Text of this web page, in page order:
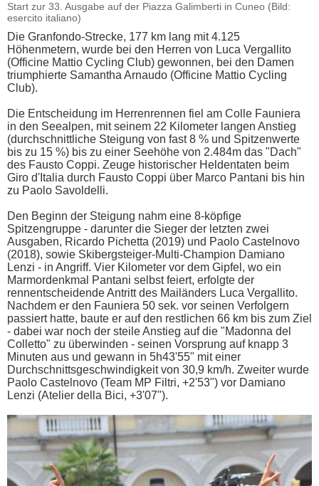
Start zur 33. Ausgabe auf der Piazza Galimberti in Cuneo (Bild:
esercito italiano)
Die Granfondo-Strecke, 177 km lang mit 4.125
Höhenmetern, wurde bei den Herren von Luca Vergallito
(Officine Mattio Cycling Club) gewonnen, bei den Damen
triumphierte Samantha Arnaudo (Officine Mattio Cycling
Club).
Die Entscheidung im Herrenrennen fiel am Colle Fauniera
in den Seealpen, mit seinem 22 Kilometer langen Anstieg
(durchschnittliche Steigung von fast 8 % und Spitzenwerte
bis zu 15 %) bis zu einer Seehöhe von 2.484m das "Dach"
des Fausto Coppi. Zeuge historischer Heldentaten beim
Giro d'Italia durch Fausto Coppi über Marco Pantani bis hin
zu Paolo Savoldelli.
Den Beginn der Steigung nahm eine 8-köpfige
Spitzengruppe - darunter die Sieger der letzten zwei
Ausgaben, Ricardo Pichetta (2019) und Paolo Castelnovo
(2018), sowie Skibergsteiger-Multi-Champion Damiano
Lenzi - in Angriff. Vier Kilometer vor dem Gipfel, wo ein
Marmordenkmal Pantani selbst feiert, erfolgte der
rennentscheidende Antritt des Mailänders Luca Vergallito.
Nachdem er den Fauniera 50 sek. vor seinen Verfolgern
passiert hatte, baute er auf den restlichen 66 km bis zum Ziel
- dabei war noch der steile Anstieg auf die "Madonna del
Colletto" zu überwinden - seinen Vorsprung auf knapp 3
Minuten aus und gewann in 5h43'55" mit einer
Durchschnittsgeschwindigkeit von 30,9 km/h. Zweiter wurde
Paolo Castelnovo (Team MP Filtri, +2'53") vor Damiano
Lenzi (Atelier della Bici, +3'07").